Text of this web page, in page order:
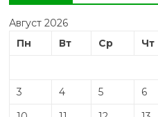
Август 2026
Пн
Вт Ср Чт
3
4 5 6